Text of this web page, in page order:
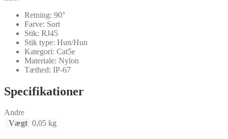
Retning: 90°
Farve: Sort
Stik: RJ45
Stik type: Hun/Hun
Kategori: Cat5e
Materiale: Nylon
Tæthed: IP-67
Specifikationer
Andre
Vægt 0,05 kg